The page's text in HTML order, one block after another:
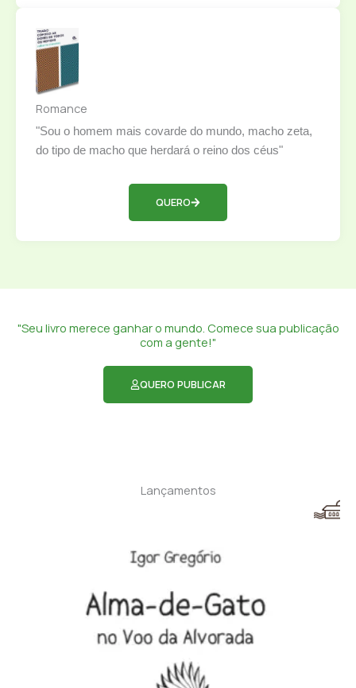
Romance
"Sou o homem mais covarde do mundo, macho zeta,
do tipo de macho que herdará o reino dos céus"
QUERO
"Seu livro merece ganhar o mundo. Comece sua publicação
com a gente!"
QUERO PUBLICAR
Lançamentos